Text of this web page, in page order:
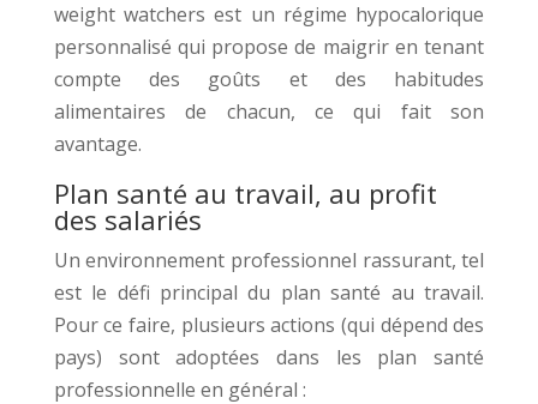
weight watchers est un régime hypocalorique
personnalisé qui propose de maigrir en tenant
compte des goûts et des habitudes
alimentaires de chacun, ce qui fait son
avantage.
Plan santé au travail, au profit
des salariés
Un environnement professionnel rassurant, tel
est le défi principal du plan santé au travail.
Pour ce faire, plusieurs actions (qui dépend des
pays) sont adoptées dans les plan santé
professionnelle en général :